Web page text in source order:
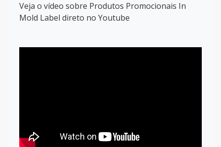
Veja o vídeo sobre Produtos Promocionais In
Mold Label direto no Youtube